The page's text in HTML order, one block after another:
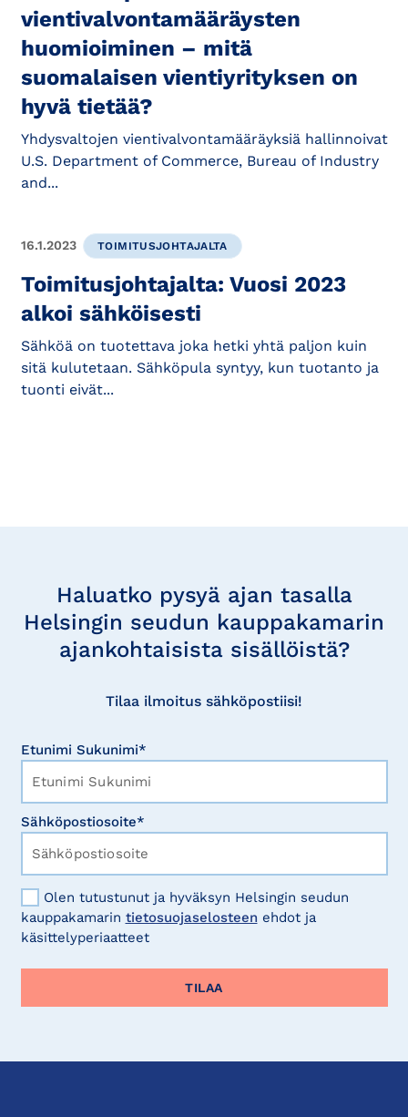
vientivalvontamääräysten
huomioiminen – mitä
suomalaisen vientiyrityksen on
hyvä tietää?
Yhdysvaltojen vientivalvontamääräyksiä hallinnoivat
U.S. Department of Commerce, Bureau of Industry
and...
16.1.2023 TOIMITUSJOHTAJALTA
Toimitusjohtajalta: Vuosi 2023
alkoi sähköisesti
Sähköä on tuotettava joka hetki yhtä paljon kuin
sitä kulutetaan. Sähköpula syntyy, kun tuotanto ja
tuonti eivät...
Haluatko pysyä ajan tasalla
Helsingin seudun kauppakamarin
ajankohtaisista sisällöistä?
Tilaa ilmoitus sähköpostiisi!
Etunimi Sukunimi*
Sähköpostiosoite*
Olen tutustunut ja hyväksyn Helsingin seudun
kauppakamarin tietosuojaselosteen ehdot ja
käsittelyperiaatteet